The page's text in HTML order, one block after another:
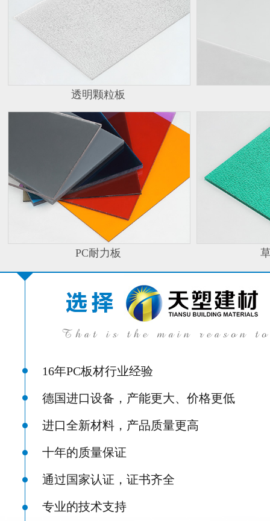
透明颗粒板
PC耐力板
16年PC板材行业经验
德国进口设备，产能更大、价格更低
进口全新材料，产品质量更高
十年的质量保证
通过国家认证，证书齐全
专业的技术支持